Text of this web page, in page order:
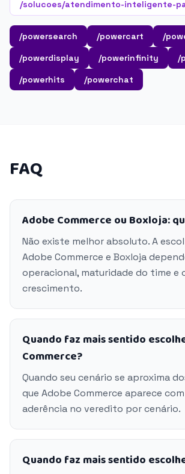
/solucoes/atendimento-inteligente-
/powersearch /powercart
/
/powerdisplay
/powerinfinity
/
/powerhits
/powerchat
FAQ
Adobe Commerce ou Boxloja:
Não existe melhor absoluto. A
Adobe Commerce e Boxloja
operacional, maturidade do time e
crescimento.
Quando faz mais sentido
Commerce?
Quando seu cenário se aproxima
que Adobe Commerce aparece
aderência no veredito por cenário.
Quando faz mais sentido